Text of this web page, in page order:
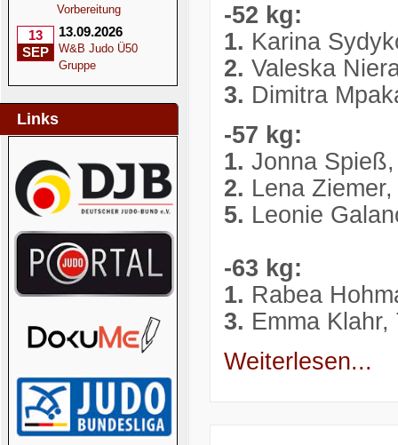
Vorbereitung
13
SEP
13.09.2026
W&B Judo Ü50
Gruppe
Links
-52 kg:
1. Karina
2. Valeska
3. Dimitra
-57 kg:
1. Jonna
2. Lena
5. Leonie
-63 kg:
1. Rabea
3. Emma
Weiterlesen...